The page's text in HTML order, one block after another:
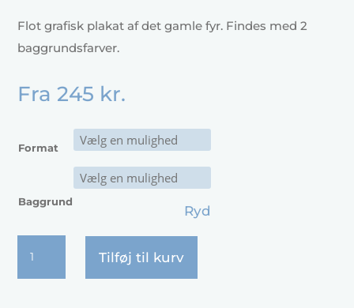
Flot grafisk plakat af det gamle fyr. Findes med 2
baggrundsfarver.
Fra245 kr.
Format
Baggrund
Ryd
Tilføj til kurv